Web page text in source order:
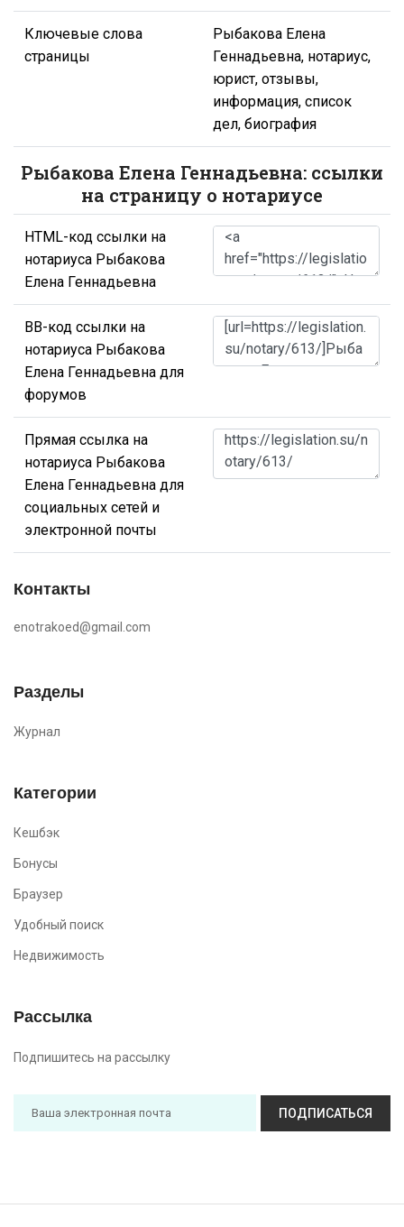
Ключевые слова
страницы
Рыбакова Елена
Геннадьевна, нотариус,
юрист, отзывы,
информация, список
дел, биография
Рыбакова Елена Геннадьевна: ссылки
на страницу о нотариусе
HTML-код ссылки на
нотариуса Рыбакова
Елена Геннадьевна
BB-код ссылки на
нотариуса Рыбакова
Елена Геннадьевна для
форумов
Прямая ссылка на
нотариуса Рыбакова
Елена Геннадьевна для
социальных сетей и
электронной почты
Контакты
enotrakoed@gmail.com
Разделы
Журнал
Категории
Кешбэк
Бонусы
Браузер
Удобный поиск
Недвижимость
Рассылка
Подпишитесь на рассылку
ПОДПИСАТЬСЯ